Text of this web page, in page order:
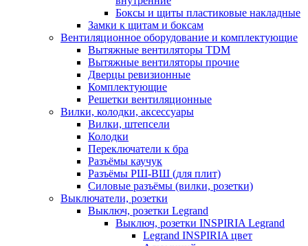
Боксы и щиты пластиковые накладные
Замки к щитам и боксам
Вентиляционное оборудование и комплектующие
Вытяжные вентиляторы TDM
Вытяжные вентиляторы прочие
Дверцы ревизионные
Комплектующие
Решетки вентиляционные
Вилки, колодки, аксессуары
Вилки, штепсели
Колодки
Переключатели к бра
Разъёмы каучук
Разъёмы РШ-ВШ (для плит)
Силовые разъёмы (вилки, розетки)
Выключатели, розетки
Выключ, розетки Legrand
Выключ, розетки INSPIRIA Legrand
Legrand INSPIRIA цвет